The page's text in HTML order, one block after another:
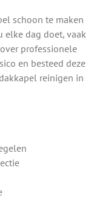
schoon te maken
elke dag doet, vaak
professionele
en besteed deze
reinigen in